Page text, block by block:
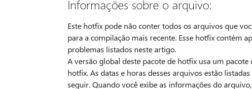
Informações sobre o arquivo:
Este hotfix pode não conter todos os arquivos que
para a compilação mais recente. Esse hotfix contém
problemas listados neste artigo.
A versão global deste pacote de hotfix usa um
hotfix. As datas e horas desses arquivos estão
seguir. Quando você exibe as informações do